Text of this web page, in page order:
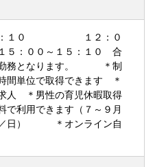
０：１０ １２：０
０～１５：１０ 合
勤務となります。 ＊制
間単位で取得できます ＊
人 ＊男性の育児休暇取得
利用できます（７～９月
／日） ＊オンライン自